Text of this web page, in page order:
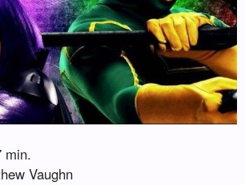
min.
Vaughn